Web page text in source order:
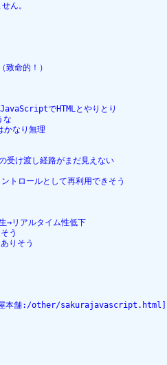
ん。
致命的！）
でHTMLとやりとり
な
かなり無理
渡し経路がまだ見えない
トロールとして再利用できそう
→リアルタイム性低下
う
りそう
子屋本舗:/other/sakurajavascript.html]]